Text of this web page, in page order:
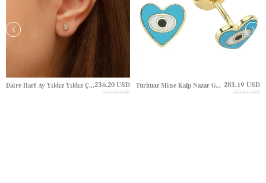
Daire Harf Ay Yıldız Yıldız Çivili Altın Küpe236.20 USD
314.93 USD
Turkuaz Mine Kalp Nazar Göz Çivili Altın Küpe 283.19 USD
377.59 USD